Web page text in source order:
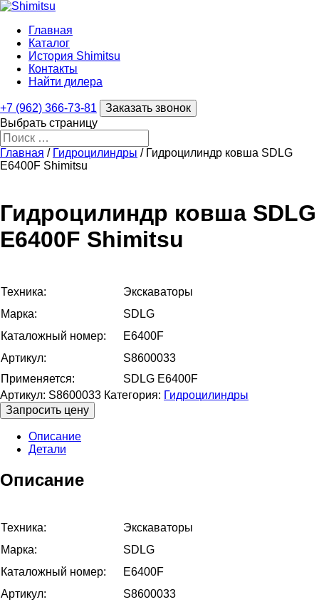
Главная
Каталог
История Shimitsu
Контакты
Найти дилера
+7 (962) 366-73-81
Заказать звонок
Выбрать страницу
Главная / Гидроцилиндры / Гидроцилиндр ковша SDLG
E6400F Shimitsu
Гидроцилиндр ковша SDLG
E6400F Shimitsu
Техника:
Экскаваторы
Марка:
SDLG
Каталожный номер:
E6400F
Артикул:
S8600033
Применяется:
SDLG E6400F
Артикул: S8600033 Категория: Гидроцилиндры
Запросить цену
Описание
Детали
Описание
Техника:
Экскаваторы
Марка:
SDLG
Каталожный номер:
E6400F
Артикул:
S8600033